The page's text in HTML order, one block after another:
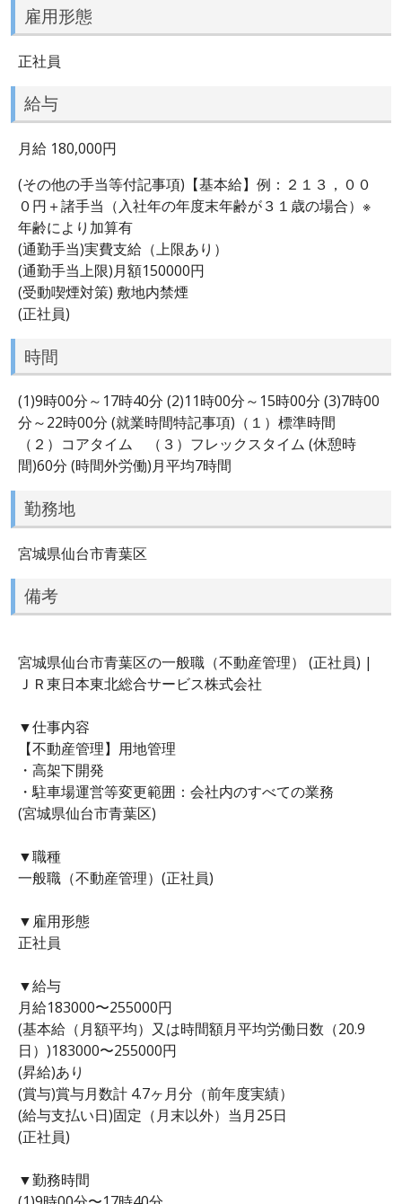
雇用形態
正社員
給与
月給 180,000円
(その他の手当等付記事項)【基本給】例：２１３，００
０円＋諸手当（入社年の年度末年齢が３１歳の場合）※
年齢により加算有
(通勤手当)実費支給（上限あり）
(通勤手当上限)月額150000円
(受動喫煙対策) 敷地内禁煙
(正社員)
時間
(1)9時00分～17時40分 (2)11時00分～15時00分 (3)7時00
分～22時00分 (就業時間特記事項)（１）標準時間
（２）コアタイム （３）フレックスタイム (休憩時
間)60分 (時間外労働)月平均7時間
勤務地
宮城県仙台市青葉区
備考
宮城県仙台市青葉区の一般職（不動産管理） (正社員) |
ＪＲ東日本東北総合サービス株式会社
▼仕事内容
【不動産管理】用地管理
・高架下開発
・駐車場運営等変更範囲：会社内のすべての業務
(宮城県仙台市青葉区)
▼職種
一般職（不動産管理）(正社員)
▼雇用形態
正社員
▼給与
月給183000〜255000円
(基本給（月額平均）又は時間額月平均労働日数（20.9
日）)183000〜255000円
(昇給)あり
(賞与)賞与月数計 4.7ヶ月分（前年度実績）
(給与支払い日)固定（月末以外）当月25日
(正社員)
▼勤務時間